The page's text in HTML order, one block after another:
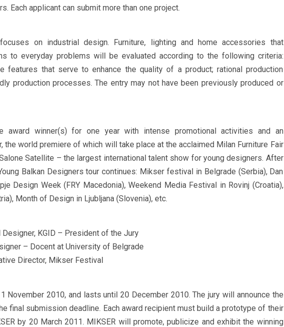
Each applicant can submit more than one project.
on industrial design. Furniture, lighting and home accessories that
to everyday problems will be evaluated according to the following criteria:
features that serve to enhance the quality of a product; rational production
production processes. The entry may not have been previously produced or
award winner(s) for one year with intense promotional activities and an
the world premiere of which will take place at the acclaimed Milan Furniture Fair
Satellite – the largest international talent show for young designers. After
Balkan Designers tour continues: Mikser festival in Belgrade (Serbia), Dan
Design Week (FRY Macedonia), Weekend Media Festival in Rovinj (Croatia),
Month of Design in Ljubljana (Slovenia), etc.
KGID – President of the Jury
– Docent at University of Belgrade
Director, Mikser Festival
November 2010, and lasts until 20 December 2010. The jury will announce the
final submission deadline. Each award recipient must build a prototype of their
by 20 March 2011. MIKSER will promote, publicize and exhibit the winning